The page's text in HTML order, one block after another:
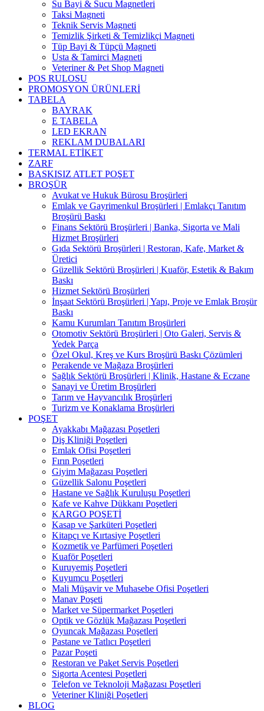
Su Bayi & Sucu Magnetleri
Taksi Magneti
Teknik Servis Magneti
Temizlik Şirketi & Temizlikçi Magneti
Tüp Bayi & Tüpçü Magneti
Usta & Tamirci Magneti
Veteriner & Pet Shop Magneti
POS RULOSU
PROMOSYON ÜRÜNLERİ
TABELA
BAYRAK
E TABELA
LED EKRAN
REKLAM DUBALARI
TERMAL ETİKET
ZARF
BASKISIZ ATLET POŞET
BROŞÜR
Avukat ve Hukuk Bürosu Broşürleri
Emlak ve Gayrimenkul Broşürleri | Emlakçı Tanıtım
Broşürü Baskı
Finans Sektörü Broşürleri | Banka, Sigorta ve Mali
Hizmet Broşürleri
Gıda Sektörü Broşürleri | Restoran, Kafe, Market &
Üretici
Güzellik Sektörü Broşürleri | Kuaför, Estetik & Bakım
Baskı
Hizmet Sektörü Broşürleri
İnşaat Sektörü Broşürleri | Yapı, Proje ve Emlak Broşür
Baskı
Kamu Kurumları Tanıtım Broşürleri
Otomotiv Sektörü Broşürleri | Oto Galeri, Servis &
Yedek Parça
Özel Okul, Kreş ve Kurs Broşürü Baskı Çözümleri
Perakende ve Mağaza Broşürleri
Sağlık Sektörü Broşürleri | Klinik, Hastane & Eczane
Sanayi ve Üretim Broşürleri
Tarım ve Hayvancılık Broşürleri
Turizm ve Konaklama Broşürleri
POŞET
Ayakkabı Mağazası Poşetleri
Diş Kliniği Poşetleri
Emlak Ofisi Poşetleri
Fırın Poşetleri
Giyim Mağazası Poşetleri
Güzellik Salonu Poşetleri
Hastane ve Sağlık Kuruluşu Poşetleri
Kafe ve Kahve Dükkanı Poşetleri
KARGO POŞETİ
Kasap ve Şarküteri Poşetleri
Kitapçı ve Kırtasiye Poşetleri
Kozmetik ve Parfümeri Poşetleri
Kuaför Poşetleri
Kuruyemiş Poşetleri
Kuyumcu Poşetleri
Mali Müşavir ve Muhasebe Ofisi Poşetleri
Manav Poşeti
Market ve Süpermarket Poşetleri
Optik ve Gözlük Mağazası Poşetleri
Oyuncak Mağazası Poşetleri
Pastane ve Tatlıcı Poşetleri
Pazar Poşeti
Restoran ve Paket Servis Poşetleri
Sigorta Acentesi Poşetleri
Telefon ve Teknoloji Mağazası Poşetleri
Veteriner Kliniği Poşetleri
BLOG